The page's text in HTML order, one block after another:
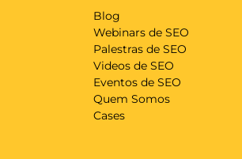
Blog
Webinars de SEO
Palestras de SEO
Videos de SEO
Eventos de SEO
Quem Somos
Cases